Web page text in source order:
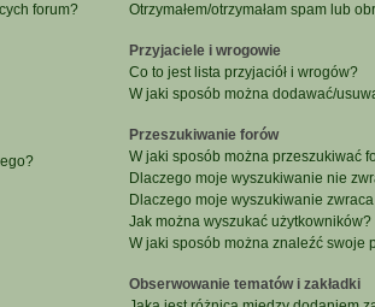
forum?
Otrzymałem/otrzymałam spam lub
Przyjaciele i wrogowie
Co to jest lista przyjaciół i wrogów?
W jaki sposób można dodawać/
Przeszukiwanie forów
W jaki sposób można przeszukiwać
Dlaczego moje wyszukiwanie nie
Dlaczego moje wyszukiwanie
Jak można wyszukać użytkowników?
W jaki sposób można znaleźć swoje
Obserwowanie tematów i zakładki